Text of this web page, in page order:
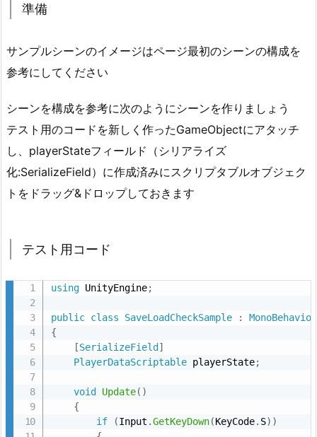
を
得、
変
し
2.
確
ー
を
実
る
に
準備
サンプルシーンのイメージはページ最初のシーンの構成を
参考にしてください
シーンを構成を参考に次のようにシーンを作りましょう
テスト用のコードを新しく作ったGameObjectにアタッチ
し、playerStateフィールド（シリアライズ
化:SerializeField）に作成済みにスクリプタブルオブジェク
トをドラッグ&ドロップしておきます
テスト用コード
using UnityEngine;
public class SaveLoadCheckSample :
{
[SerializeField]
PlayerDataScriptable playerState;
void Update( )
{
if
(Input .GetKeyDown(KeyCode. S) )